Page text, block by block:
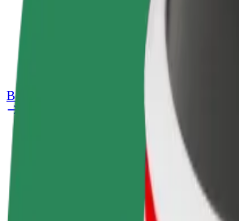
Αναφορά προβλήματος
Bolt Plus
Πώς να συμμετάσχετε